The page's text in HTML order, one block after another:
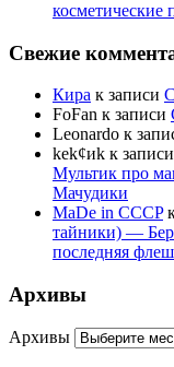
косметические
Свежие
Кира к записи
FoFan к записи
Leonardo к
kek¢иk к записи
Мультик про
Мачудики
MaDe in CCCP
тайники) —
последняя
Архивы
Архивы